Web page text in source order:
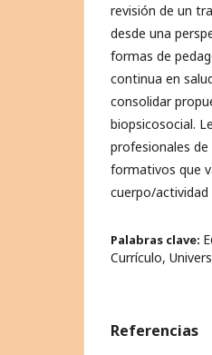
revisión de un
desde una
formas de
continua en
consolidar
biopsicosocial.
profesionales
formativos que
cuerpo/actividad
Palabras clave:
Currículo,
Referencias